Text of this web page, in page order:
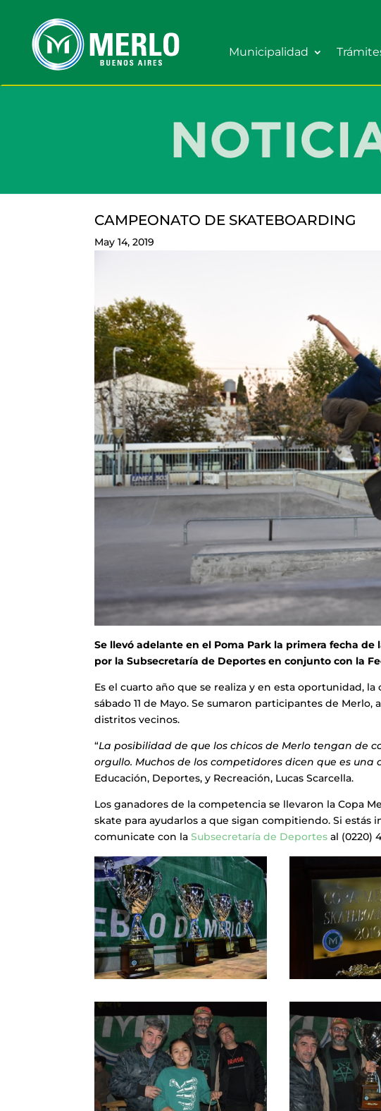
Municipalidad
CAMPEONATO DE SKATEBOARDING
May 14, 2019
Se llevó adelante en el Poma Park la primera fecha
por la Subsecretaría de Deportes en conjunto con la
Es el cuarto año que se realiza y en esta oportunidad,
sábado 11 de Mayo. Se sumaron participantes de
distritos vecinos.
“La posibilidad de que los chicos de Merlo tengan de
orgullo. Muchos de los competidores dicen que es una
Educación, Deportes, y Recreación, Lucas Scarcella.
Los ganadores de la competencia se llevaron la Copa
skate para ayudarlos a que sigan compitiendo. Si
comunicate con laSubsecretaría de Deportes al (0220)